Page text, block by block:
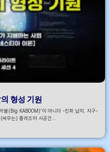
형성 기원
붐(Big KABOOM)'이 아니다 -진화 납치. 지구-
우는) 플라즈마 시공간...